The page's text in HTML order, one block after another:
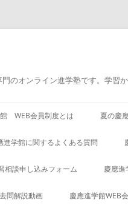
のオンライン進学塾です。学習
WEB会員制度とは 夏の慶
進学館に関するよくある質問
相談申し込みフォーム 慶應進
問解説動画 慶應進学館WEB